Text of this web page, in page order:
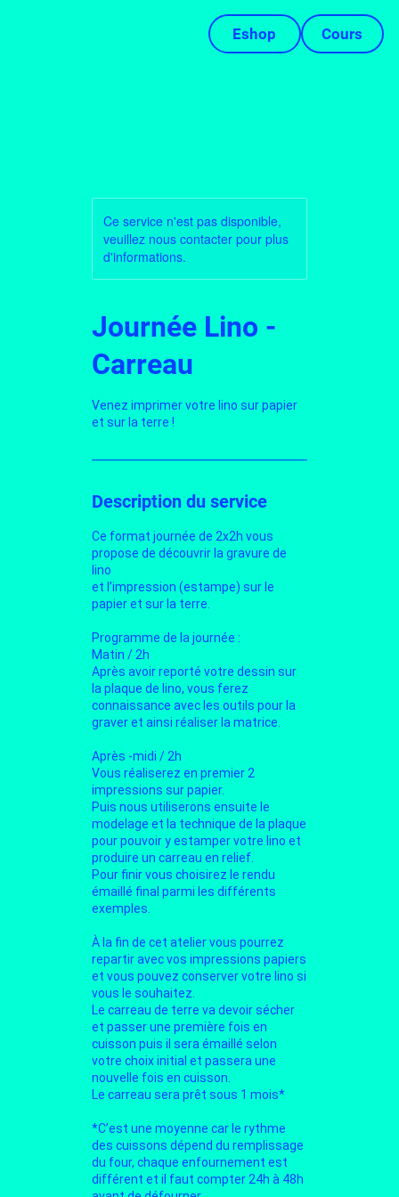
Eshop Cours
Ce service n'est pas disponible,
veuillez nous contacter pour plus
d'informations.
Journée Lino -
Carreau
Venez imprimer votre lino sur papier
et sur la terre !
Description du service
Ce format journée de 2x2h vous
propose de découvrir la gravure de
lino
et l’impression (estampe) sur le
papier et sur la terre.
Programme de la journée :
Matin / 2h
Après avoir reporté votre dessin sur
la plaque de lino, vous ferez
connaissance avec les outils pour la
graver et ainsi réaliser la matrice.
Après -midi / 2h
Vous réaliserez en premier 2
impressions sur papier.
Puis nous utiliserons ensuite le
modelage et la technique de la plaque
pour pouvoir y estamper votre lino et
produire un carreau en relief.
Pour finir vous choisirez le rendu
émaillé final parmi les différents
exemples.
À la fin de cet atelier vous pourrez
repartir avec vos impressions papiers
et vous pouvez conserver votre lino si
vous le souhaitez.
Le carreau de terre va devoir sécher
et passer une première fois en
cuisson puis il sera émaillé selon
votre choix initial et passera une
nouvelle fois en cuisson.
Le carreau sera prêt sous 1 mois*
*C’est une moyenne car le rythme
des cuissons dépend du remplissage
du four, chaque enfournement est
différent et il faut compter 24h à 48h